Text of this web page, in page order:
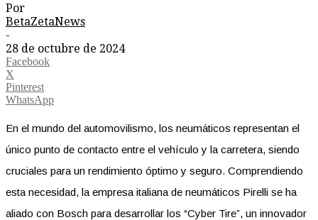
Por
BetaZetaNews
-
28 de octubre de 2024
Facebook
X
Pinterest
WhatsApp
En el mundo del automovilismo, los neumáticos representan el
único punto de contacto entre el vehículo y la carretera, siendo
cruciales para un rendimiento óptimo y seguro. Comprendiendo
esta necesidad, la empresa italiana de neumáticos Pirelli se ha
aliado con Bosch para desarrollar los “Cyber Tire”, un innovador